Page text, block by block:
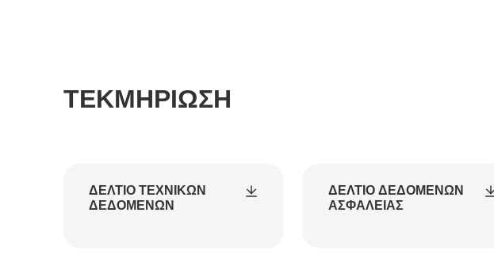
ΤΕΚΜΗΡΊΩΣΗ
ΔΕΛΤΊΟ ΤΕΧΝΙΚΏΝ
ΔΕΔΟΜΈΝΩΝ
ΔΕΛΤΊΟ ΔΕΔΟΜΈΝΩΝ
ΑΣΦΑΛΕΊΑΣ